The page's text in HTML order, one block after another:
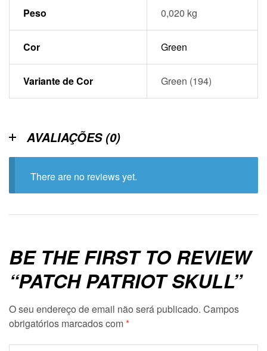
Peso 0,020 kg
Cor Green
Variante de Cor Green (194)
AVALIAÇÕES (0)
There are no reviews yet.
BE THE FIRST TO REVIEW
“PATCH PATRIOT SKULL”
O seu endereço de email não será publicado. Campos
obrigatórios marcados com*